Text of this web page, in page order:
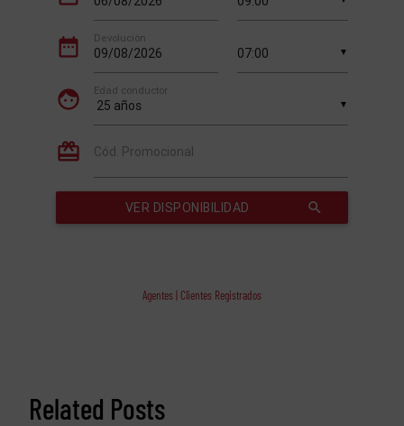
Agentes | Clientes Registrados
Related Posts